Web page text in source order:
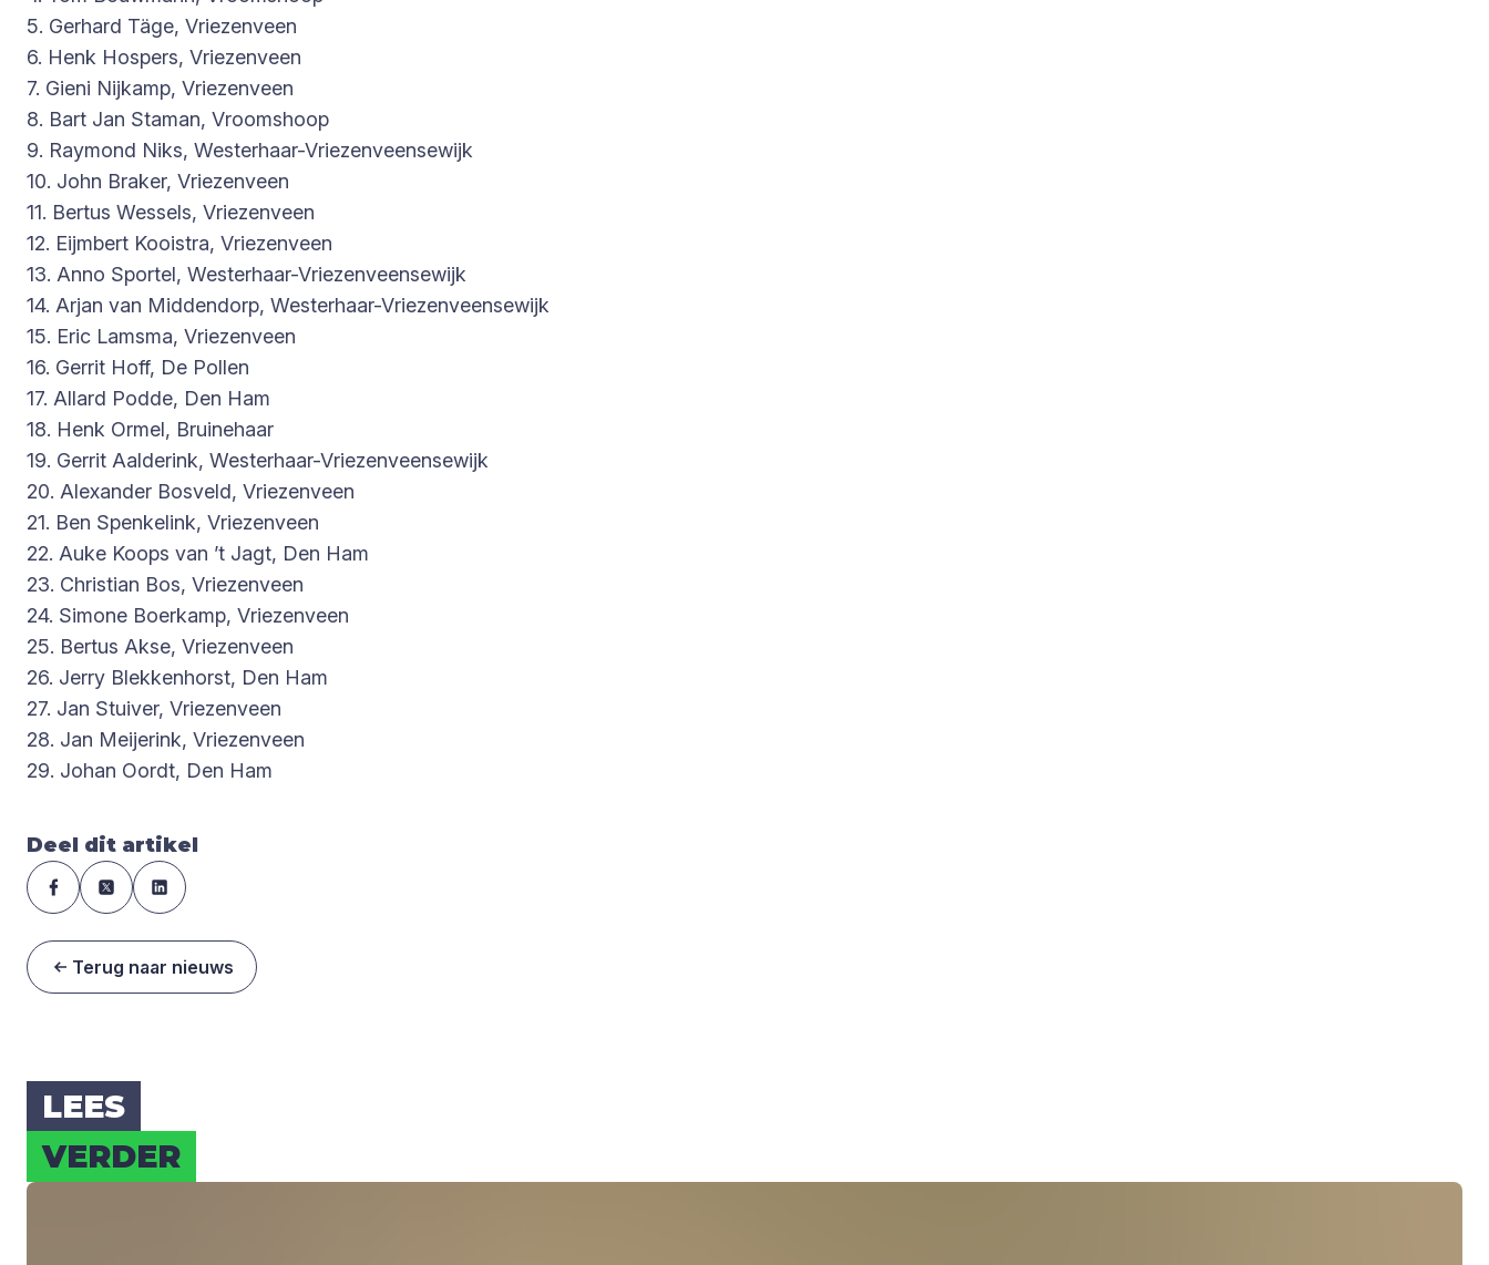
5. Gerhard Täge, Vriezenveen
6. Henk Hospers, Vriezenveen
7. Gieni Nijkamp, Vriezenveen
8. Bart Jan Staman, Vroomshoop
9. Raymond Niks, Westerhaar-Vriezenveensewijk
10. John Braker, Vriezenveen
11. Bertus Wessels, Vriezenveen
12. Eijmbert Kooistra, Vriezenveen
13. Anno Sportel, Westerhaar-Vriezenveensewijk
14. Arjan van Middendorp, Westerhaar-Vriezenveensewijk
15. Eric Lamsma, Vriezenveen
16. Gerrit Hoff, De Pollen
17. Allard Podde, Den Ham
18. Henk Ormel, Bruinehaar
19. Gerrit Aalderink, Westerhaar-Vriezenveensewijk
20. Alexander Bosveld, Vriezenveen
21. Ben Spenkelink, Vriezenveen
22. Auke Koops van ’t Jagt, Den Ham
23. Christian Bos, Vriezenveen
24. Simone Boerkamp, Vriezenveen
25. Bertus Akse, Vriezenveen
26. Jerry Blekkenhorst, Den Ham
27. Jan Stuiver, Vriezenveen
28. Jan Meijerink, Vriezenveen
29. Johan Oordt, Den Ham
Deel dit artikel
Terug naar nieuws
LEES
VER­DER